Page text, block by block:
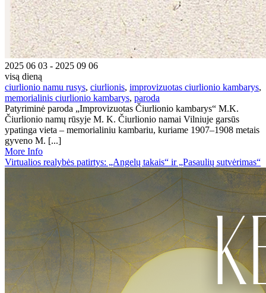
2025 06 03 - 2025 09 06
visą dieną
ciurlionio namu rusys, ciurlionis, improvizuotas ciurlionio kambarys,
memorialinis ciurlionio kambarys, paroda
Patyriminė paroda „Improvizuotas Čiurlionio kambarys“ M.K.
Čiurlionio namų rūsyje M. K. Čiurlionio namai Vilniuje garsūs
ypatinga vieta – memorialiniu kambariu, kuriame 1907–1908 metais
gyveno M. [...]
More Info
Virtualios realybės patirtys: „Angelų takais“ ir „Pasaulių sutvėrimas“